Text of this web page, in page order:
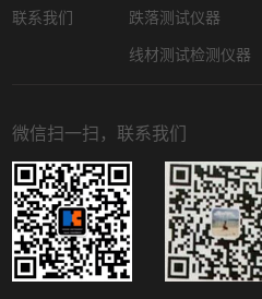
联系我们 跌落测试仪器
线材测试检测仪器
微信扫一扫，联系我们